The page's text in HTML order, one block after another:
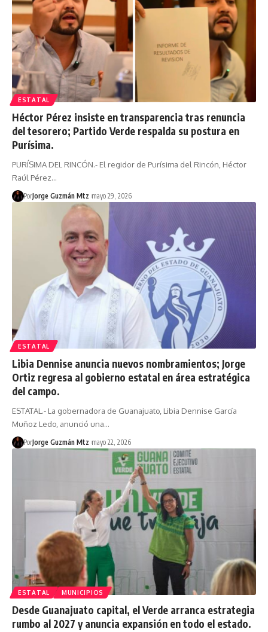
ESTATAL
Héctor Pérez insiste en transparencia tras renuncia
del tesorero; Partido Verde respalda su postura en
Purísima.
PURÍSIMA DEL RINCÓN.- El regidor de Purísima del Rincón, Héctor
Raúl Pérez…
PorJorge Guzmán Mtz mayo 29, 2026
ESTATAL
Libia Dennise anuncia nuevos nombramientos; Jorge
Ortiz regresa al gobierno estatal en área estratégica
del campo.
ESTATAL.- La gobernadora de Guanajuato, Libia Dennise García
Muñoz Ledo, anunció una…
PorJorge Guzmán Mtz mayo 22, 2026
ESTATAL MUNICIPIOS
Desde Guanajuato capital, el Verde arranca estrategia
rumbo al 2027 y anuncia expansión en todo el estado.